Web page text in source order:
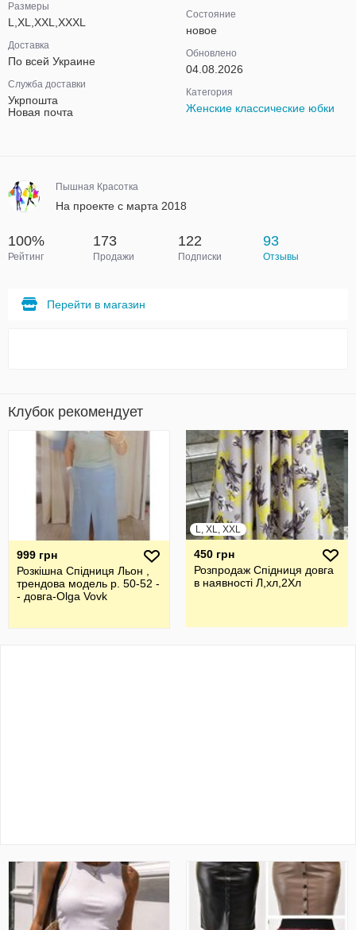
Размеры
L,XL,XXL,XXXL
Доставка
По всей Украине
Служба доставки
Укрпошта
Новая почта
Состояние
новое
Обновлено
04.08.2026
Категория
Женские классические юбки
Пышная Красотка
На проекте с марта 2018
100%
Рейтинг
173
Продажи
122
Подписки
93
Отзывы
Перейти в магазин
Клубок рекомендует
999 грн
Розкішна Спідниця Льон ,
трендова модель р. 50-52 -
- довга-Olga Vovk
L, XL, XXL
450 грн
Розпродаж Спідниця довга
в наявності Л,хл,2Хл